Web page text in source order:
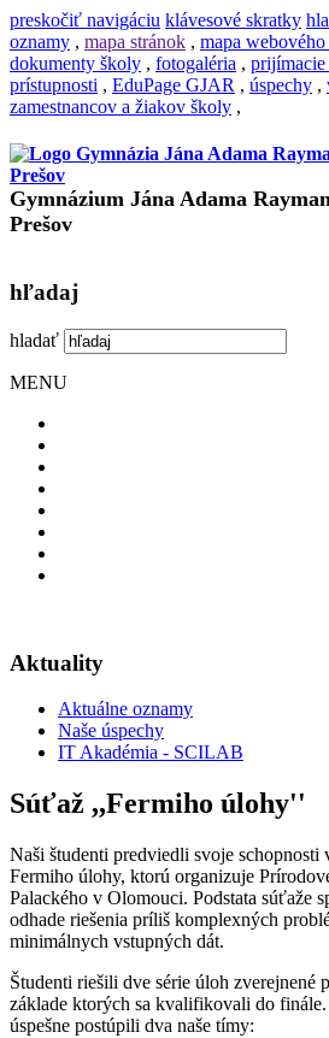
preskočiť navigáciu klávesové skratky
oznamy , mapa stránok , mapa webového
dokumenty školy , fotogaléria , prijímacie
prístupnosti , EduPage GJAR , úspechy ,
zamestnancov a žiakov školy ,
Gymnázium Jána Adama
Prešov
hľadaj
hladať
MENU
Aktuality
Aktuálne oznamy
Naše úspechy
IT Akadémia - SCILAB
Súťaž ,,Fermiho úlohy''
Naši študenti predviedli svoje schopnosti
Fermiho úlohy, ktorú organizuje
Palackého v Olomouci. Podstata súťaže
odhade riešenia príliš komplexných
minimálnych vstupných dát.
Študenti riešili dve série úloh zverejnené
základe ktorých sa kvalifikovali do
úspešne postúpili dva naše tímy: